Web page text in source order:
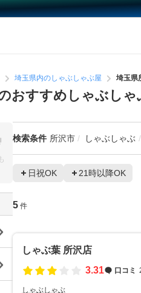
埼玉県内のしゃぶしゃぶ屋 埼玉県
おすすめしゃぶしゃ
検索条件 所沢市 しゃぶしゃぶ
日祝OK 21時以降OK
5 件
しゃぶ葉 所沢店
3.31
口コミ
しゃぶしゃぶ